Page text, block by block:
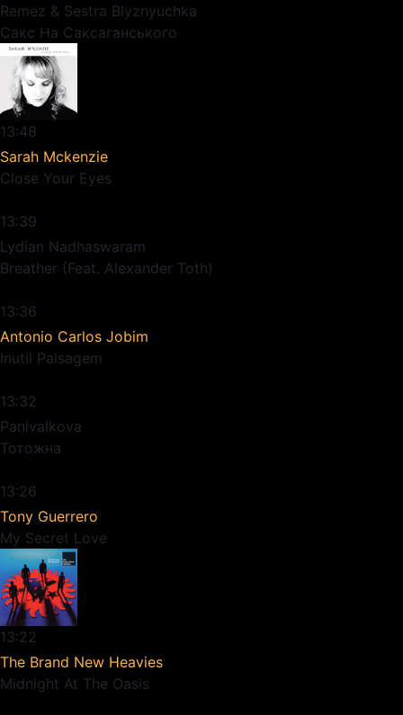
Remez & Sestra Blyznyuchka
Сакс На Саксаганського
13:48
Sarah Mckenzie
Close Your Eyes
13:39
Lydian Nadhaswaram
Breather (Feat. Alexander Toth)
13:36
Antonio Carlos Jobim
Inutil Paisagem
13:32
Panivalkova
Тотожна
13:26
Tony Guerrero
My Secret Love
13:22
The Brand New Heavies
Midnight At The Oasis